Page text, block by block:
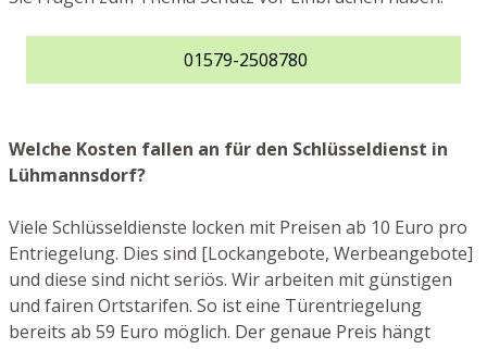
01579-2508780
Welche Kosten fallen an für den Schlüsseldienst in
Lühmannsdorf?
Viele Schlüsseldienste locken mit Preisen ab 10 Euro pro
Entriegelung. Dies sind [Lockangebote, Werbeangebote]
und diese sind nicht seriös. Wir arbeiten mit günstigen
und fairen Ortstarifen. So ist eine Türentriegelung
bereits ab 59 Euro möglich. Der genaue Preis hängt